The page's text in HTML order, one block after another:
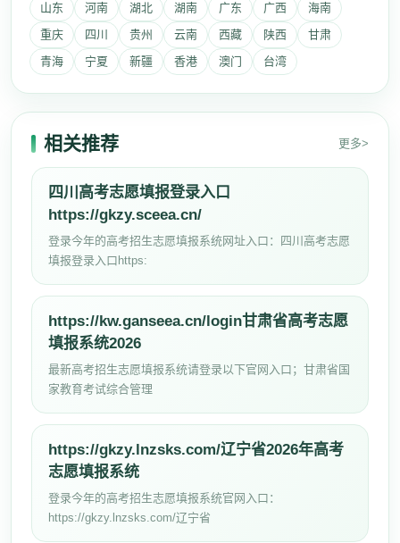
山东
河南 湖北 湖南 广东 广西
海南
重庆
四川 贵州 云南 西藏 陕西
甘肃
青海
宁夏 新疆 香港 澳门 台湾
相关推荐 更多>
四川高考志愿填报登录入口
https://gkzy.sceea.cn/
登录今年的高考招生志愿填报系统网址入口：四川高考志愿
填报登录入口https:
https://kw.ganseea.cn/login甘肃省高考志愿
填报系统2026
最新高考招生志愿填报系统请登录以下官网入口；甘肃省国
家教育考试综合管理
https://gkzy.lnzsks.com/辽宁省2026年高考
志愿填报系统
登录今年的高考招生志愿填报系统官网入口：
https://gkzy.lnzsks.com/辽宁省